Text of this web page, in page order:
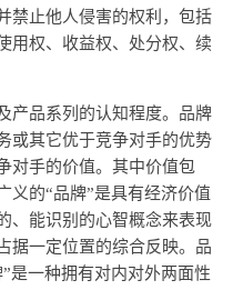
禁止他人侵害的权利，包括
用权、收益权、处分权、续
产品系列的认知程度。品牌
或其它优于竞争对手的优势
对手的价值。其中价值包
义的“品牌”是具有经济价值
、能识别的心智概念来表现
据一定位置的综合反映。品
是一种拥有对内对外两面性